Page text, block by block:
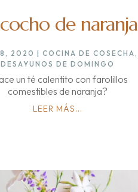
de naranja
2020 |COCINA DE COSECHA ,
DESAYUNOS DE DOMINGO
un té calentito con farolillos
comestibles de naranja?
LEER MÁS...